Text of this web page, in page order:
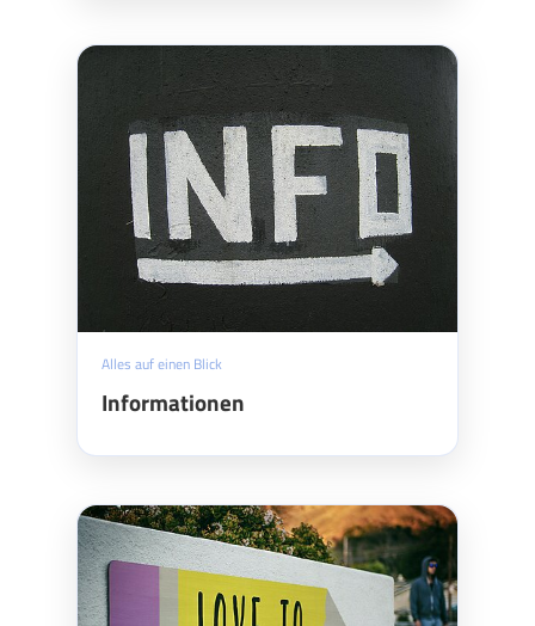
Alles auf einen Blick
Informationen